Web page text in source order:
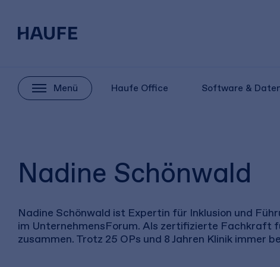
Menü Haufe Office Software &
Nadine Schönwald
Nadine Schönwald ist Expertin für Inklusion und
im UnternehmensForum. Als zertifizierte Fachkraft
zusammen. Trotz 25 OPs und 8 Jahren Klinik